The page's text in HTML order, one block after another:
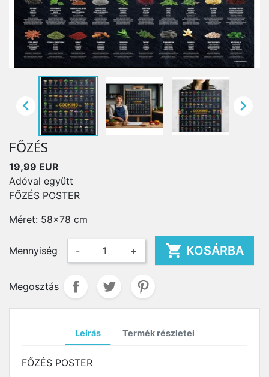
 
FŐZÉS
19,99 EUR
Adóval együtt
FŐZÉS POSTER
Méret: 58x78 cm
Mennyiség - +  KOSÁRBA
Megosztás
Leírás Termék részletei
FŐZÉS POSTER